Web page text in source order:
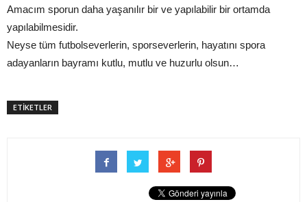
Amacım sporun daha yaşanılır bir ve yapılabilir bir ortamda
yapılabilmesidir.
Neyse tüm futbolseverlerin, sporseverlerin, hayatını spora
adayanların bayramı kutlu, mutlu ve huzurlu olsun…
ETİKETLER